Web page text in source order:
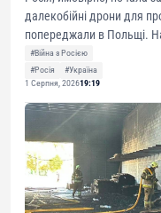
далекобійні дрони для
попереджали в Польщі.
#Війна з Росією
#Росія
#Україна
1 Серпня, 202619:19